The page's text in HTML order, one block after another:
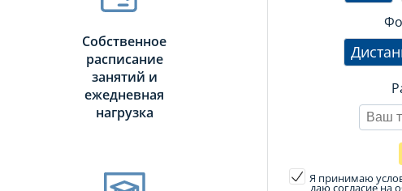
Я принимаю
даю согласие на
Собственное
расписание
занятий и
ежедневная
нагрузка